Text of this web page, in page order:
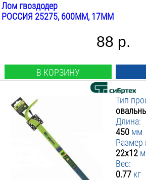
Лом гвоздодер
РОССИЯ 25275, 600ММ, 17ММ
88 р.
В КОРЗИНУ
Тип
Длина:
450 мм
Размер
22x12
Вес:
0.77 кг